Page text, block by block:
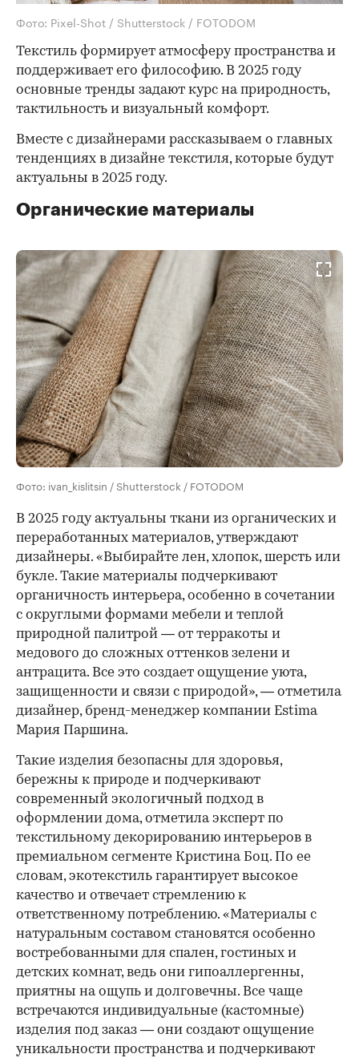
Фото: Pixel-Shot / Shutterstock / FOTODOM
Текстиль формирует атмосферу пространства и
поддерживает его философию. В 2025 году
основные тренды задают курс на природность,
тактильность и визуальный комфорт.
Вместе с дизайнерами рассказываем о главных
тенденциях в дизайне текстиля, которые будут
актуальны в 2025 году.
Органические материалы
Фото: ivan_kislitsin / Shutterstock / FOTODOM
В 2025 году актуальны ткани из органических и
переработанных материалов, утверждают
дизайнеры. «Выбирайте лен, хлопок, шерсть или
букле. Такие материалы подчеркивают
органичность интерьера, особенно в сочетании
с округлыми формами мебели и теплой
природной палитрой — от терракоты и
медового до сложных оттенков зелени и
антрацита. Все это создает ощущение уюта,
защищенности и связи с природой», — отметила
дизайнер, бренд-менеджер компании Estima
Мария Паршина.
Такие изделия безопасны для здоровья,
бережны к природе и подчеркивают
современный экологичный подход в
оформлении дома, отметила эксперт по
текстильному декорированию интерьеров в
премиальном сегменте Кристина Боц. По ее
словам, экотекстиль гарантирует высокое
качество и отвечает стремлению к
ответственному потреблению. «Материалы с
натуральным составом становятся особенно
востребованными для спален, гостиных и
детских комнат, ведь они гипоаллергенны,
приятны на ощупь и долговечны. Все чаще
встречаются индивидуальные (кастомные)
изделия под заказ — они создают ощущение
уникальности пространства и подчеркивают